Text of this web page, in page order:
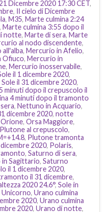
Dicembre 2020 17:30 CET,
, Il cielo di Dicembre
, M35, Marte culmina 2:24
, Marte culmina 3:55 dopo il
notte, Marte di sera, Marte
al nodo discendente,
, Mercurio in Afelio,
Ofiuco, Mercurio in
, Mercurio inosservabile,
il 1 dicembre 2020,
il 31 dicembre 2020,
minuti dopo il crepuscolo il
4 minuti dopo il tramonto
, Nettuno in Acquario,
dicembre 2020, notte
Orione, Orsa Maggiore,
Plutone al crepuscolo,
, Plutone tramonta
2020, Polaris,
, Saturno di sera,
Sagittario, Saturno
il 1 dicembre 2020,
il 31 dicembre,
2020 24.6°, Sole in
Unicorno, Urano culmina
2020, Urano culmina
2020, Urano di notte,